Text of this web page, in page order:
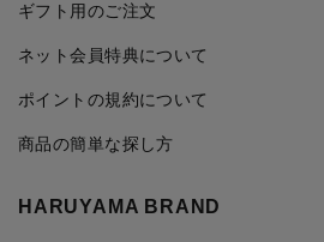
ギフト用のご注文
ネット会員特典について
ポイントの規約について
商品の簡単な探し方
HARUYAMA BRAND